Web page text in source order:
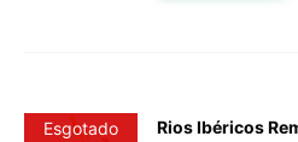
Esgotado
Rios Ibéricos